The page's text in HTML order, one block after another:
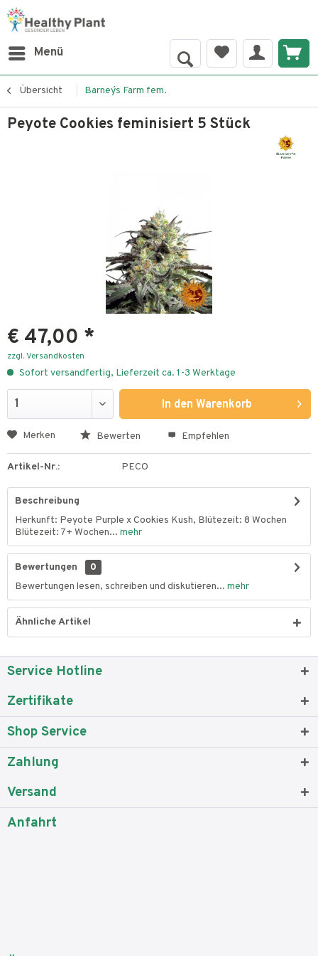
Menü
Übersicht Barney´s Farm fem.
Peyote Cookies feminisiert 5 Stück
€ 47,00 *
zzgl. Versandkosten
Sofort versandfertig, Lieferzeit ca. 1-3 Werktage
In den Warenkorb
Merken Bewerten Empfehlen
Artikel-Nr.: PECO
Beschreibung
Herkunft: Peyote Purple x Cookies Kush, Blütezeit: 8 Wochen
Blütezeit: 7+ Wochen... mehr
Bewertungen
0
Bewertungen lesen, schreiben und diskutieren... mehr
Ähnliche Artikel
Service Hotline
Zertifikate
Shop Service
Zahlung
Versand
Anfahrt